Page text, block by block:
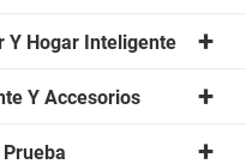
Y Hogar Inteligente
Y Accesorios
Prueba